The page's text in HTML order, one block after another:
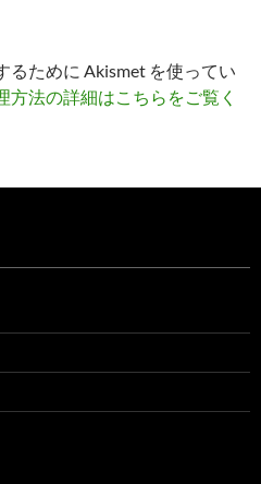
るために Akismet を使ってい
方法の詳細はこちらをご覧く